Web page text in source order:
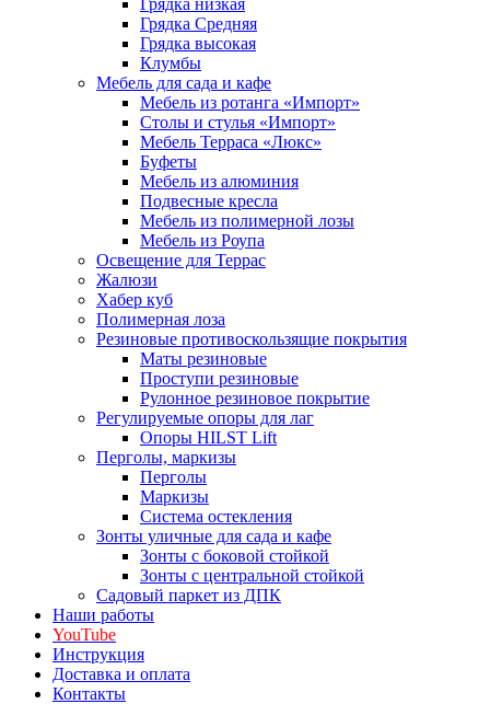
Грядка низкая
Грядка Средняя
Грядка высокая
Клумбы
Мебель для сада и кафе
Мебель из ротанга «Импорт»
Столы и стулья «Импорт»
Мебель Терраса «Люкс»
Буфеты
Мебель из алюминия
Подвесные кресла
Мебель из полимерной лозы
Мебель из Роупа
Освещение для Террас
Жалюзи
Хабер куб
Полимерная лоза
Резиновые противоскользящие покрытия
Маты резиновые
Проступи резиновые
Рулонное резиновое покрытие
Регулируемые опоры для лаг
Опоры HILST Lift
Перголы, маркизы
Перголы
Маркизы
Система остекления
Зонты уличные для сада и кафе
Зонты с боковой стойкой
Зонты с центральной стойкой
Садовый паркет из ДПК
Наши работы
YouTube
Инструкция
Доставка и оплата
Контакты